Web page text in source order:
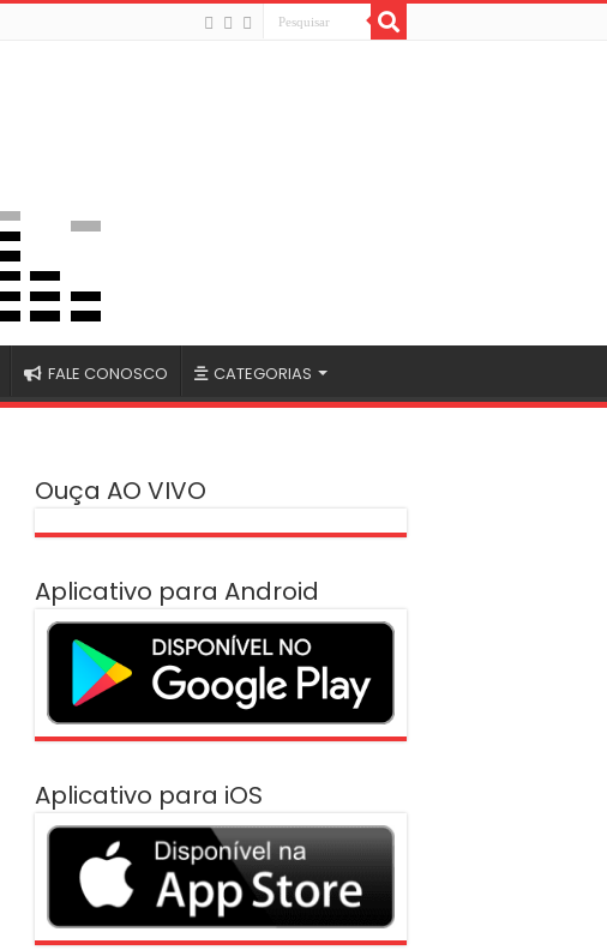
FALE CONOSCO CATEGORIAS
Ouça AO VIVO
Aplicativo para Android
Aplicativo para iOS